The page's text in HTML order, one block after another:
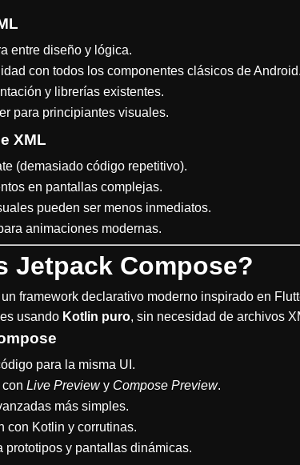
entre diseño y lógica.
con todos los componentes clásicos de Android.
y librerías existentes.
para principiantes visuales.
XML
(demasiado código repetitivo).
en pantallas complejas.
pueden ser menos inmediatos.
animaciones modernas.
Jetpack Compose?
framework declarativo moderno inspirado en
usando Kotlin puro, sin necesidad de archivos
para la misma UI.
Live Previewy Compose Preview.
más simples.
con Kotlin y corrutinas.
prototipos y pantallas dinámicas.